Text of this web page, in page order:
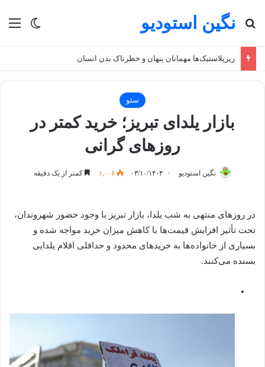
تغییر نگین استودیو
جستجو برای
بازار یلدای مشهد؛ قیمت‌ها جلوتر از مردم
سئو
بازار یلدای تبریز؛ خرید کمتر در
روزهای گرانی
نگین استودیو ۰۳/۱۰/۱۴۰۴ ۱,۰۰۶ کمتر از یک دقیقه
در روزهای منتهی به شب یلدا، بازار تبریز با وجود حضور شهروندان،
تحت تأثیر افزایش قیمت‌ها با کاهش میزان خرید مواجه شده و
بسیاری از خانواده‌ها به خریدهای محدود و حداقلی اقلام یلدایی
بسنده می‌کنند.